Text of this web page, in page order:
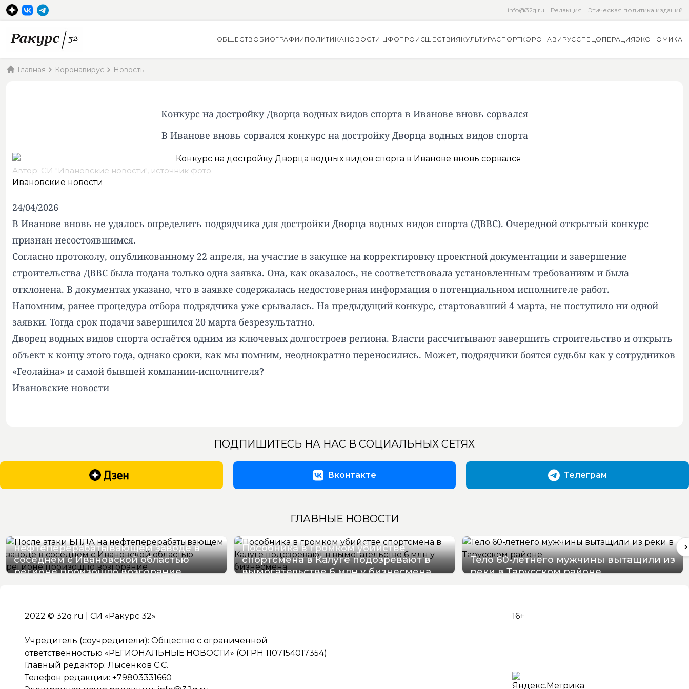
info@32q.ru Редакция Этическая политика изданий
ОБЩЕСТВО БИОГРАФИИ ПОЛИТИКАНОВОСТИ ЦФОПРОИСШЕСТВИЯ КУЛЬТУРАСПОРТКОРОНАВИРУССПЕЦОПЕРАЦИЯЭКОНОМИКА
Главная Коронавирус Новость
Конкурс на достройку Дворца водных видов спорта в Иванове вновь сорвался
В Иванове вновь сорвался конкурс на достройку Дворца водных видов спорта
Автор: СИ "Ивановские новости", источник фото.
Ивановские новости
24/04/2026
В Иванове вновь не удалось определить подрядчика для достройки Дворца водных видов спорта (ДВВС). Очередной открытый конкурс
признан несостоявшимся.
Согласно протоколу, опубликованному 22 апреля, на участие в закупке на корректировку проектной документации и завершение
строительства ДВВС была подана только одна заявка. Она, как оказалось, не соответствовала установленным требованиям и была
отклонена. В документах указано, что в заявке содержалась недостоверная информация о потенциальном исполнителе работ.
Напомним, ранее процедура отбора подрядчика уже срывалась. На предыдущий конкурс, стартовавший 4 марта, не поступило ни одной
заявки. Тогда срок подачи завершился 20 марта безрезультатно.
Дворец водных видов спорта остаётся одним из ключевых долгостроев региона. Власти рассчитывают завершить строительство и открыть
объект к концу этого года, однако сроки, как мы помним, неоднократно переносились. Может, подрядчики боятся судьбы как у сотрудников
«Геолайна» и самой бывшей компании-исполнителя?
Ивановские новости
ПОДПИШИТЕСЬ НА НАС В СОЦИАЛЬНЫХ СЕТЯХ
Вконтакте Телеграм
ГЛАВНЫЕ НОВОСТИ
После атаки БПЛА на
нефтеперерабатывающем заводе в
соседнем с Ивановской областью
регионе произошло возгорание
Пособника в громком убийстве
спортсмена в Калуге подозревают в
вымогательстве 6 млн у бизнесмена
Тело 60-летнего мужчины вытащили из
реки в Тарусском районе
2022 © 32q.ru | СИ «Ракурс 32»
Учредитель (соучредители): Общество с ограниченной
ответственностью «РЕГИОНАЛЬНЫЕ НОВОСТИ» (ОГРН 1107154017354)
Главный редактор: Лысенков С.С.
Телефон редакции: +79803331660
16+